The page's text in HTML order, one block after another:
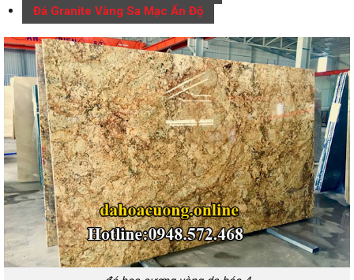
Đá Granite Vàng Sa Mạc Ấn Độ